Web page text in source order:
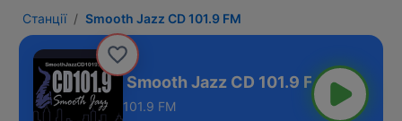
Станції Smooth Jazz CD 101.9 FM
Smooth Jazz CD 101.9 FM
101.9 FM